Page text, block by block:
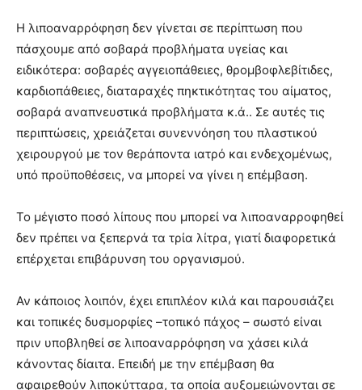
Η λιποαναρρόφηση δεν γίνεται σε περίπτωση που
πάσχουμε από σοβαρά προβλήματα υγείας και
ειδικότερα: σοβαρές αγγειοπάθειες, θρομβοφλεβίτιδες,
καρδιοπάθειες, διαταραχές πηκτικότητας του αίματος,
σοβαρά αναπνευστικά προβλήματα κ.ά.. Σε αυτές τις
περιπτώσεις, χρειάζεται συνεννόηση του πλαστικού
χειρουργού με τον θεράποντα ιατρό και ενδεχομένως,
υπό προϋποθέσεις, να μπορεί να γίνει η επέμβαση.
Το μέγιστο ποσό λίπους που μπορεί να λιποαναρροφηθεί
δεν πρέπει να ξεπερνά τα τρία λίτρα, γιατί διαφορετικά
επέρχεται επιβάρυνση του οργανισμού.
Αν κάποιος λοιπόν, έχει επιπλέον κιλά και παρουσιάζει
και τοπικές δυσμορφίες –τοπικό πάχος – σωστό είναι
πριν υποβληθεί σε λιποαναρρόφηση να χάσει κιλά
κάνοντας δίαιτα. Επειδή με την επέμβαση θα
αφαιρεθούν λιποκύτταρα, τα οποία αυξομειώνονται σε